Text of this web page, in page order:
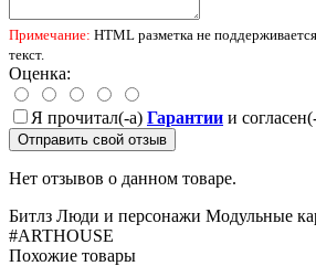
Примечание: HTML разметка не
текст.
Оценка:
Я прочитал(-а) Гарантии и
Отправить свой отзыв
Нет отзывов о данном товаре.
Битлз Люди и персонажи Модульные
#ARTHOUSE
Похожие товары